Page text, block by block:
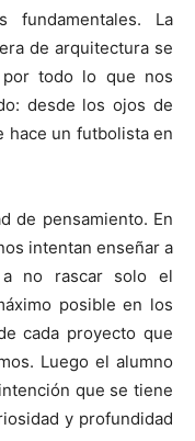
fundamentales. La
de arquitectura se
todo lo que nos
desde los ojos de
hace un futbolista en
de pensamiento. En
intentan enseñar a
no rascar solo el
posible en los
cada proyecto que
Luego el alumno
que se tiene
y profundidad